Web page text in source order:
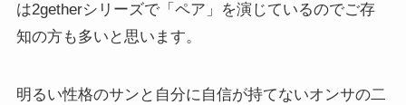
は2getherシリーズで「ペア」を演じているのでご存
知の方も多いと思います。
明るい性格のサンと自分に自信が持てないオンサの二